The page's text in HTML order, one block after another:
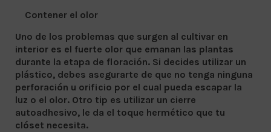
Contener el olor
Uno de los problemas que surgen al cultivar en
interior es el fuerte olor que emanan las plantas
durante la etapa de floración. Si decides utilizar un
plástico, debes asegurarte de que no tenga ninguna
perforación u orificio por el cual pueda escapar la
luz o el olor. Otro tip es utilizar un cierre
autoadhesivo, le da el toque hermético que tu
clóset necesita.